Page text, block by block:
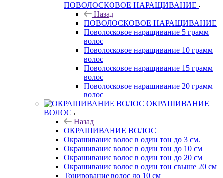
ПОВОЛОСКОВОЕ НАРАЩИВАНИЕ
Назад
ПОВОЛОСКОВОЕ НАРАЩИВАНИЕ
Поволосковое наращивание 5 грамм
волос
Поволосковое наращивание 10 грамм
волос
Поволосковое наращивание 15 грамм
волос
Поволосковое наращивание 20 грамм
волос
ОКРАШИВАНИЕ
ВОЛОС
Назад
ОКРАШИВАНИЕ ВОЛОС
Окрашивание волос в один тон до 3 см.
Окрашивание волос в один тон до 10 см
Окрашивание волос в один тон до 20 см
Окрашивание волос в один тон свыше 20 см
Тонирование волос до 10 см